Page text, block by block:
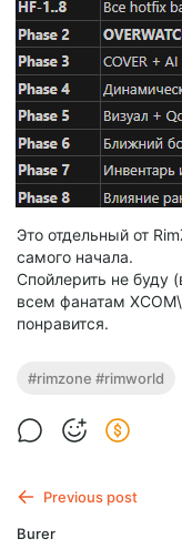
Это отдельный от
самого начала.
Спойлерить не буду
всем фанатам
понравится.
#rimzone #rimworld
Previous post
Burer